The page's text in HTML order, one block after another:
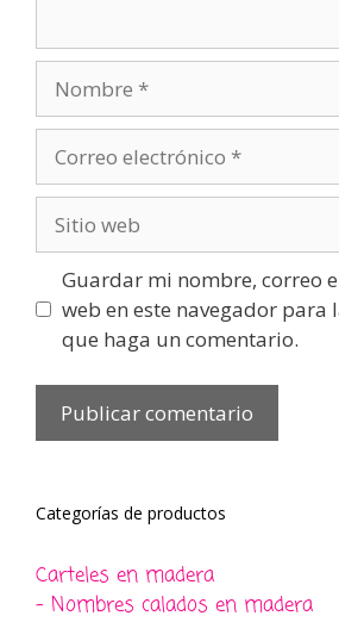
electrónico
web
Guardar mi nombre, correo
web en este navegador para
que haga un comentario.
Categorías de productos
Carteles en madera
- Nombres calados en madera